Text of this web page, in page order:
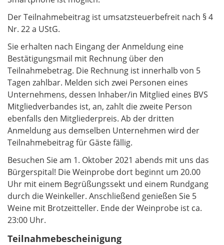
Der Teilnahmebeitrag ist umsatzsteuerbefreit nach § 4
Nr. 22 a UStG.
Sie erhalten nach Eingang der Anmeldung eine
Bestätigungsmail mit Rechnung über den
Teilnahmebetrag. Die Rechnung ist innerhalb von 5
Tagen zahlbar. Melden sich zwei Personen eines
Unternehmens, dessen Inhaber/in Mitglied eines BVS
Mitgliedverbandes ist, an, zahlt die zweite Person
ebenfalls den Mitgliederpreis. Ab der dritten
Anmeldung aus demselben Unternehmen wird der
Teilnahmebeitrag für Gäste fällig.
Besuchen Sie am 1. Oktober 2021 abends mit uns das
Bürgerspital! Die Weinprobe dort beginnt um 20.00
Uhr mit einem Begrüßungssekt und einem Rundgang
durch die Weinkeller. Anschließend genießen Sie 5
Weine mit Brotzeitteller. Ende der Weinprobe ist ca.
23:00 Uhr.
Teilnahmebescheinigung